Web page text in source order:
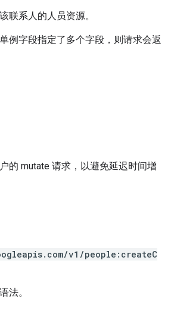
联系人的人员资源。
例字段指定了多个字段，则请求会返
的 mutate 请求，以避免延迟时间增
v1/people:createC
语法。